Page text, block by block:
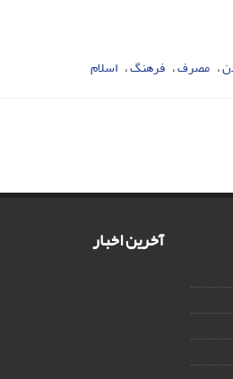
مصرف فرهنگ اسلام
آخرین اخبار